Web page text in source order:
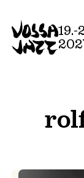
to
content
19.-